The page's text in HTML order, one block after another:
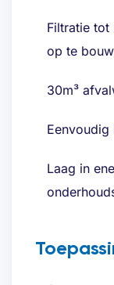
Filtratie
op te
30m³
Laag in